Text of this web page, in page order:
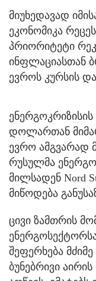
მიუხედავად
ეკონომიკა
პრიორიტეტი
ინფლაციასთან
ევროს კურსის
დოლართან
ევრო ამგვარად
რუსულმა
მილსადენ Nord
მიწოდება
ცივი ზამთრის
შეფერხება
ბუნებრივი